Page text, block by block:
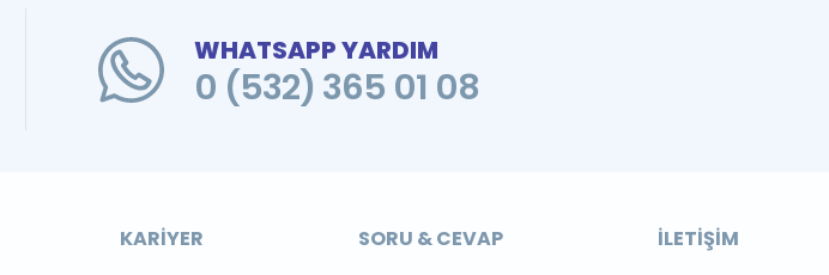
WHATSAPP YARDIM
0 (532) 365 01 08
KARIYER SORU & CEVAP İLETIŞIM